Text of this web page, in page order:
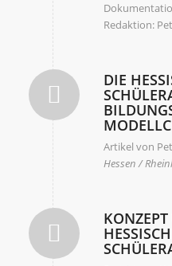
Redaktion:
DIE
Artikel von
Hessen /